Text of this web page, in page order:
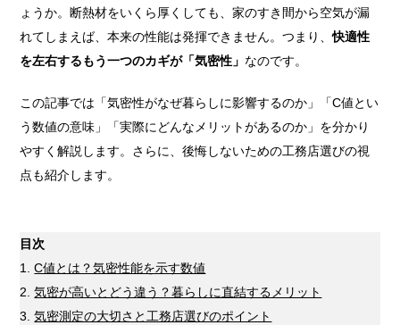
ょうか。断熱材をいくら厚くしても、家のすき間から空気が漏
れてしまえば、本来の性能は発揮できません。つまり、快適性
を左右するもう一つのカギが「気密性」 なのです。
この記事では「気密性がなぜ暮らしに影響するのか」「C値とい
う数値の意味」「実際にどんなメリットがあるのか」を分かり
やすく解説します。さらに、後悔しないための工務店選びの視
点も紹介します。
目次
C値とは？気密性能を示す数値
気密が高いとどう違う？暮らしに直結するメリット
気密測定の大切さと工務店選びのポイント